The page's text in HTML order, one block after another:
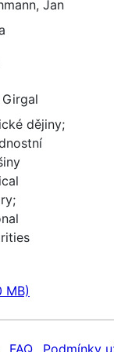
Jan
dějiny;
;
MB)
FAQ Podmínky